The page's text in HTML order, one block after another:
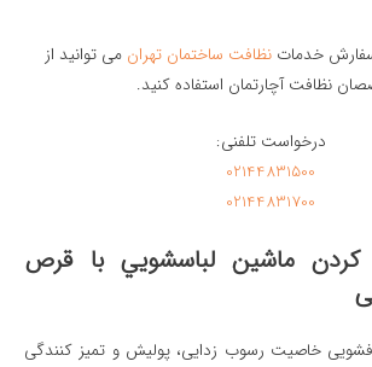
خدمات نظافت ساختمان تهران می توانید از
نظافت آچارتمان استفاده کنید.
درخواست تلفنی:
02144831500
02144831700
كردن ماشين لباسشويي با قرص
خاصیت رسوب زدایی، پولیش و تمیز کنندگی